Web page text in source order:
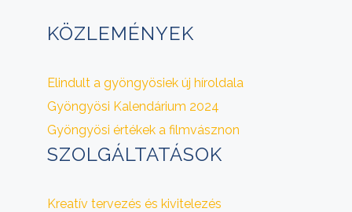
KÖZLEMÉNYEK
Elindult a gyöngyösiek új híroldala
Gyöngyösi Kalendárium 2024
Gyöngyösi értékek a filmvásznon
SZOLGÁLTATÁSOK
Kreatív tervezés és kivitelezés